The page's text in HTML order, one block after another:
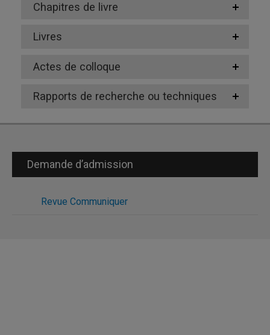
Chapitres de livre
Livres
Actes de colloque
Rapports de recherche ou techniques
Demande d’admission
Revue Communiquer